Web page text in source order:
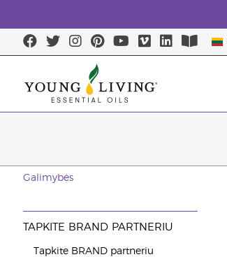
Galimybės
TAPKITE BRAND PARTNERIU
Tapkite BRAND partneriu